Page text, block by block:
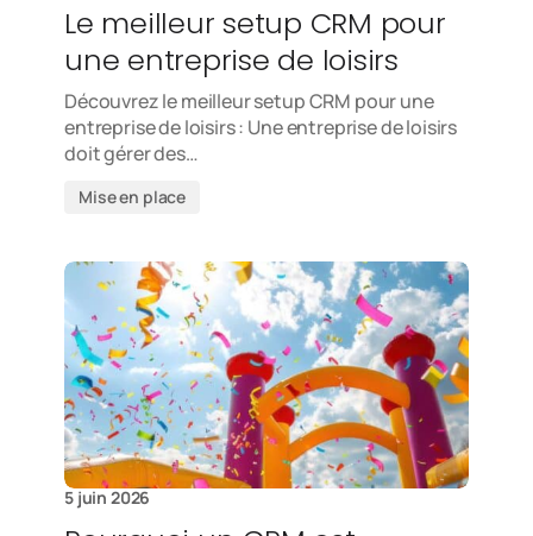
Le meilleur setup CRM pour
une entreprise de loisirs
Découvrez le meilleur setup CRM pour une
entreprise de loisirs : Une entreprise de loisirs
doit gérer des…
Mise en place
5 juin 2026